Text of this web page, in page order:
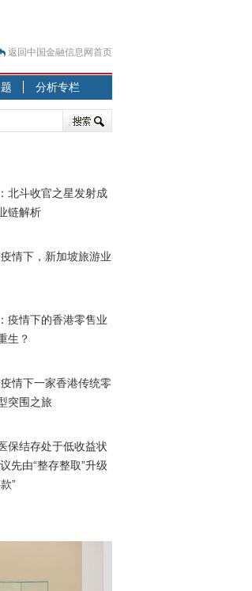
返回中国金融信息网首页
分析专栏
北斗收官之星发射成
链解析
疫情下，新加坡旅游业
疫情下的香港零售业
生？
疫情下一家香港传统零
突围之旅
保结存处于低收益状
先由“整存整取”升级
”